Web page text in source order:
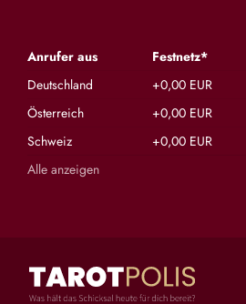
Anrufer aus Festnetz*
Deutschland
+0,00 EUR
Österreich
+0,00 EUR
Schweiz
+0,00 EUR
Alle anzeigen